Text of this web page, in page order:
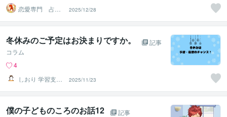
恋愛専門 占い
師 Aya（あ
や）
2025/12/28
冬休みのご予定はお決まりですか。
記事
コラム
4
しおり 学習支
援・コーチング
2025/11/23
僕の子どものころのお話12
記事